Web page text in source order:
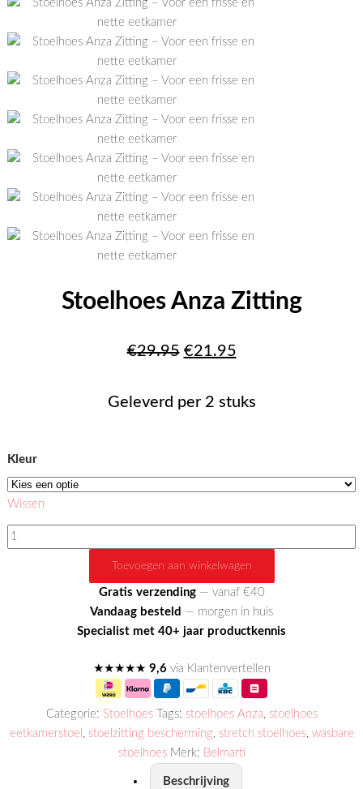
Stoelhoes Anza Zitting
€29.95 Oorspronkelijke
was:
€21.95Huidige
is:
Geleverd per 2 stuks
Kleur
Wissen
Stoelhoes
Anza
Toevoegen aan winkelwagen
Gratis verzending— vanaf €40
Vandaag besteld — morgen in huis
Specialist met 40+ jaar productkennis
★★★★★ 9,6via Klantenvertellen
Categorie: Stoelhoes Tags: stoelhoes Anza, stoelhoes
eetkamerstoel , stoelzitting bescherming, stretch stoelhoes, wasbare
stoelhoes Merk: Belmarti
Beschrijving